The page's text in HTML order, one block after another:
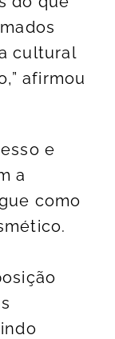
cultural
afirmou
e
a
como